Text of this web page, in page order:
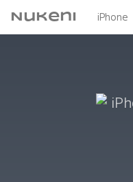
Nukeni iPhone